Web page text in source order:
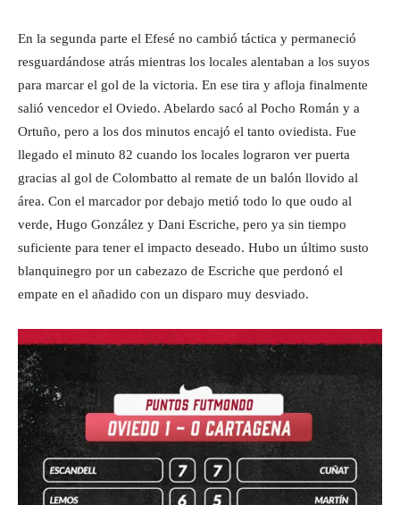
En la segunda parte el Efesé no cambió táctica y permaneció
resguardándose atrás mientras los locales alentaban a los suyos
para marcar el gol de la victoria. En ese tira y afloja finalmente
salió vencedor el Oviedo. Abelardo sacó al Pocho Román y a
Ortuño, pero a los dos minutos encajó el tanto oviedista. Fue
llegado el minuto 82 cuando los locales lograron ver puerta
gracias al gol de Colombatto al remate de un balón llovido al
área. Con el marcador por debajo metió todo lo que oudo al
verde, Hugo González y Dani Escriche, pero ya sin tiempo
suficiente para tener el impacto deseado. Hubo un último susto
blanquinegro por un cabezazo de Escriche que perdonó el
empate en el añadido con un disparo muy desviado.